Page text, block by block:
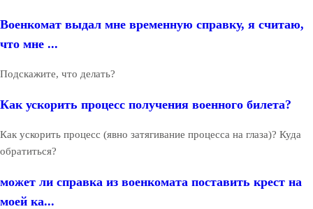
Военкомат выдал мне временную справку, я считаю,
что мне ...
Подскажите, что делать?
Как ускорить процесс получения военного билета?
Как ускорить процесс (явно затягивание процесса на глаза)? Куда
обратиться?
может ли справка из военкомата поставить крест на
моей ка...